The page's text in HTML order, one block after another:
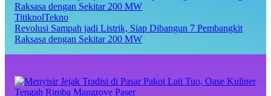
TitiknolTekno
Revolusi Sampah jadi Listrik, Siap Dibangun 7 Pembangkit
Raksasa dengan Sekitar 200 MW